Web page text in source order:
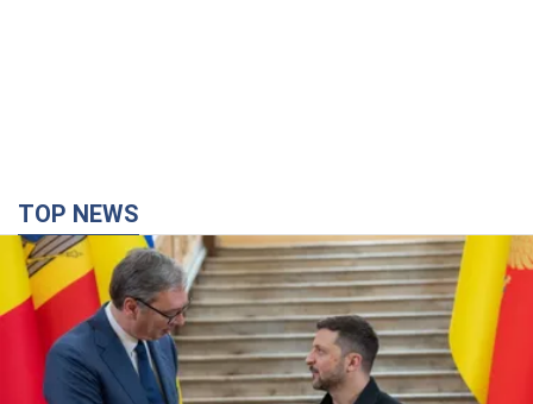
Третий армейский корпус создает для
российских оккупантов на Лиманском
направлении критический дискомфорт: как это
удалось
Сейчас это перерастает в кризис для всей группировки
3 часа назад 40,5 т.